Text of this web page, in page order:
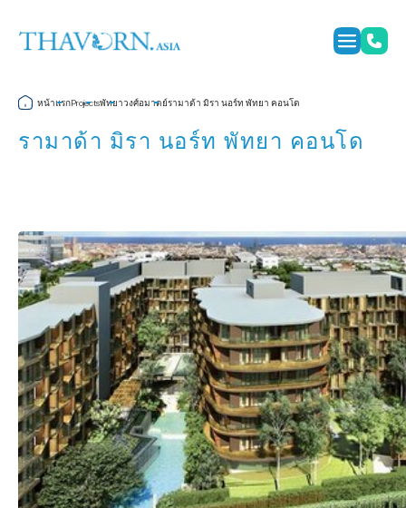
หน้าแรกProjectsพัทยาวงศ์อมาตย์รามาด้า มิรา นอร์ท พัทยา คอนโด
รามาด้า มิรา นอร์ท พัทยา คอนโด